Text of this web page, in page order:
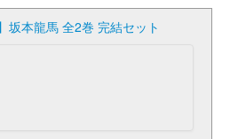
坂本龍馬 全2巻 完結セット